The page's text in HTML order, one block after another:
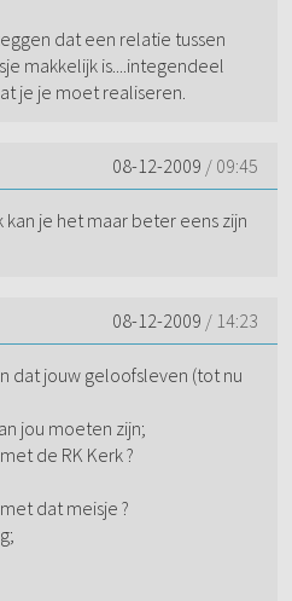
dat een relatie tussen
makkelijk is....integendeel
je je moet realiseren.
08-12-2009 / 09:45
je het maar beter eens zijn
08-12-2009 / 14:23
dat jouw geloofsleven (tot nu
jou moeten zijn;
de RK Kerk ?
dat meisje ?